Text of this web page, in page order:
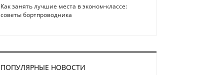
Как занять лучшие места в эконом-классе:
советы бортпроводника
ПОПУЛЯРНЫЕ НОВОСТИ